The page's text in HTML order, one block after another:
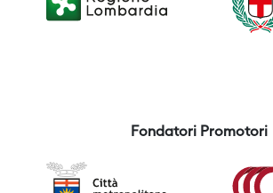
Fondatori Promotori